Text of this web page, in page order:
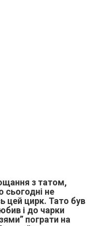
з татом,
сьогодні не
цей цирк. Тато був
і до чарки
пограти на